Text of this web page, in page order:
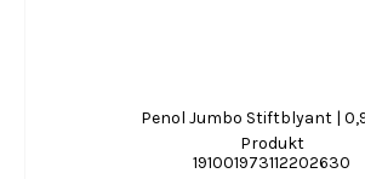
Penol Jumbo Stiftblyant |
Produkt
191001973112202630